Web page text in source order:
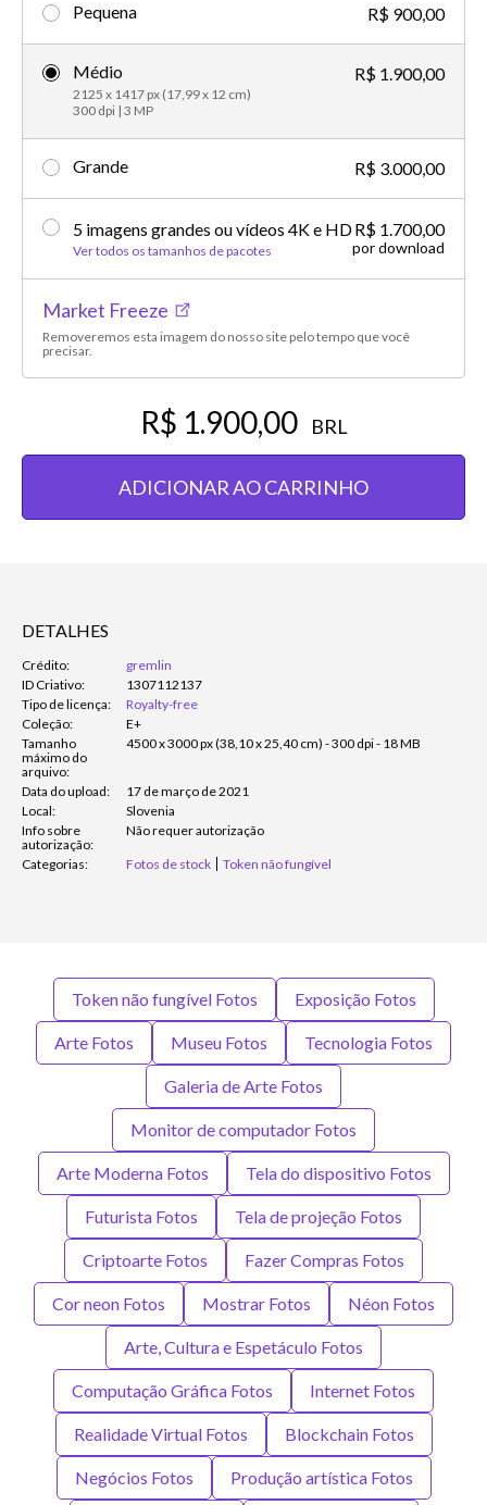
Pequena R$ 900,00
Médio
2125 x 1417 px (17,99 x 12 cm)
300 dpi | 3 MP
R$ 1.900,00
Grande R$ 3.000,00
5 imagens grandes ou vídeos 4K e HD
Ver todos os tamanhos de pacotes
R$ 1.700,00
por download
Market Freeze
Removeremos esta imagem do nosso site pelo tempo que você
precisar.
R$ 1.900,00 BRL
ADICIONAR AO CARRINHO
DETALHES
Crédito:
gremlin
ID Criativo:
1307112137
Tipo de licença:
Royalty-free
Coleção:
E+
Tamanho
máximo do
arquivo:
4500 x 3000 px (38,10 x 25,40 cm) - 300 dpi - 18 MB
Data do upload:
17 de março de 2021
Local:
Slovenia
Info sobre
autorização:
Não requer autorização
Categorias: Fotos de stock Token não fungível
Token não fungível Fotos Exposição Fotos
Arte Fotos Museu Fotos Tecnologia Fotos
Galeria de Arte Fotos
Monitor de computador Fotos
Arte Moderna Fotos Tela do dispositivo Fotos
Futurista Fotos Tela de projeção Fotos
Criptoarte Fotos Fazer Compras Fotos
Cor neon Fotos Mostrar Fotos Néon Fotos
Arte, Cultura e Espetáculo Fotos
Computação Gráfica Fotos Internet Fotos
Realidade Virtual Fotos Blockchain Fotos
Negócios Fotos Produção artística Fotos